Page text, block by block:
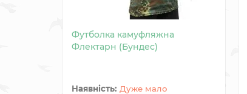
Футболка камуфляжна
Флектарн (Бундес)
Дуже мало